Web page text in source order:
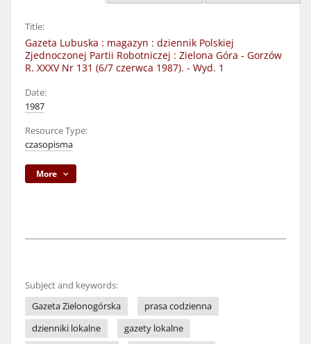
Title:
Gazeta Lubuska : magazyn : dziennik Polskiej
Zjednoczonej Partii Robotniczej : Zielona Góra - Gorzów
R. XXXV Nr 131 (6/7 czerwca 1987). - Wyd. 1
Date:
1987
Resource Type:
czasopisma
More
Subject and keywords:
Gazeta Zielonogórska
prasa codzienna
dzienniki lokalne
gazety lokalne